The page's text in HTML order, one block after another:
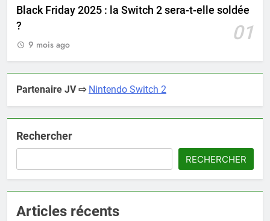
Black Friday 2025 : la Switch 2 sera-t-elle soldée
?
01
9 mois ago
Partenaire JV ⇨ Nintendo Switch 2
Rechercher
RECHERCHER
Articles récents